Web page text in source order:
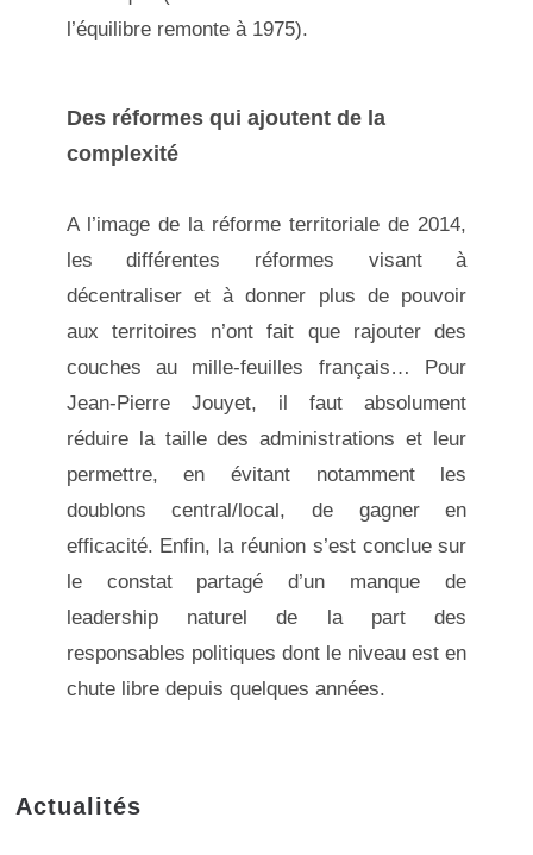
l’équilibre remonte à 1975).
Des réformes qui ajoutent de la
complexité
A l’image de la réforme territoriale de 2014,
les différentes réformes visant à
décentraliser et à donner plus de pouvoir
aux territoires n’ont fait que rajouter des
couches au mille-feuilles français… Pour
Jean-Pierre Jouyet, il faut absolument
réduire la taille des administrations et leur
permettre, en évitant notamment les
doublons central/local, de gagner en
efficacité. Enfin, la réunion s’est conclue sur
le constat partagé d’un manque de
leadership naturel de la part des
responsables politiques dont le niveau est en
chute libre depuis quelques années.
Actualités